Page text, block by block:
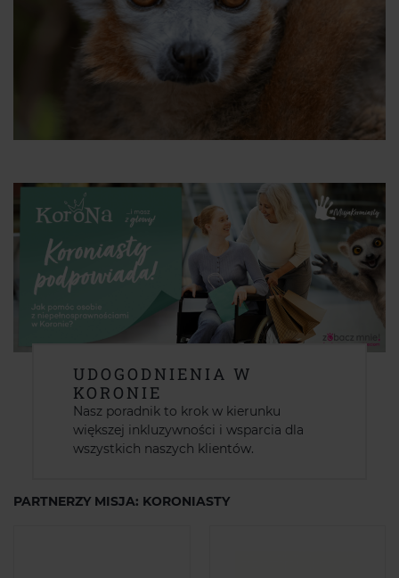
UDOGODNIENIA W
KORONIE
Nasz poradnik to krok w kierunku
większej inkluzywności i wsparcia dla
wszystkich naszych klientów.
PARTNERZY MISJA: KORONIASTY